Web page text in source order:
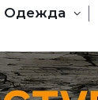
Одежда